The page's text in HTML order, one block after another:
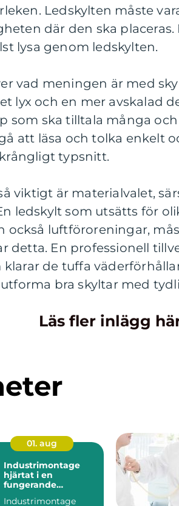
Ledskylten måste
där den ska
lysa genom ledskylten.
vad meningen är med
lyx och en mer avskalad
som ska tilltala många och
att läsa och tolka enkelt
typsnitt.
viktigt är materialvalet,
ledskylt som utsätts för
också luftföroreningar,
detta. En professionell
de tuffa
bra skyltar med
Läs fler inlägg
01. aug
Industrimontage
hjärtat i en
fungerande
Industrimontage